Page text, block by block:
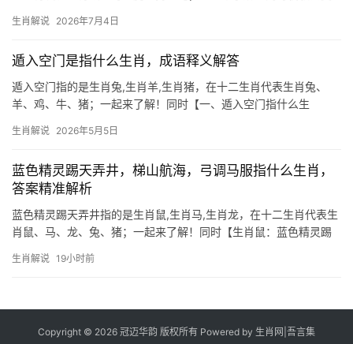
宫受“天解”星照拂，29岁至51岁者易遇贵人提携，尤其从事金融、
生肖解说 2026年7月4日
遁入空门是指什么生肖，成语释义解答
遁入空门指的是生肖兔,生肖羊,生肖猪，在十二生肖代表生肖兔、
羊、鸡、牛、猪；一起来了解！同时【一、遁入空门指什么生
中，生肖兔与生肖羊最具此特质——生肖兔性情温和，遇挫折易消
生肖解说 2026年5月5日
蓝色精灵踢天弄井，梯山航海，弓调马服指什么生肖，
答案精准解析
蓝色精灵踢天弄井指的是生肖鼠,生肖马,生肖龙，在十二生肖代表生
肖鼠、马、龙、兔、猪；一起来了解！同时【生肖鼠：蓝色精灵踢
“踢天弄井”，暗喻其精力旺盛却易陷入琐事纠缠，上半年职场恐遇团
生肖解说 19小时前
Copyright © 2026 冠迈华韵 版权所有 Powered by 生肖网 吾言集